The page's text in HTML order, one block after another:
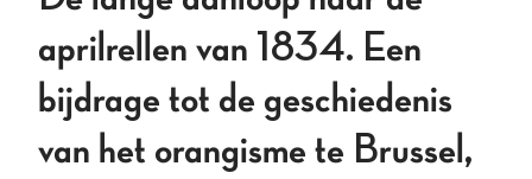
aprilrellen van 1834. Een
bijdrage tot de geschiedenis
van het orangisme te Brussel,